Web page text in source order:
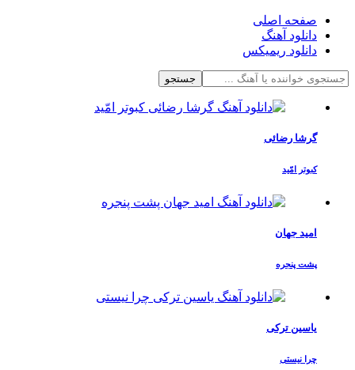
صفحه اصلی
دانلود آهنگ
دانلود ریمیکس
جستجو
گرشا رضائی
کبوتر امّید
امید جهان
پشت پنجره
یاسین ترکی
چرا نیستی